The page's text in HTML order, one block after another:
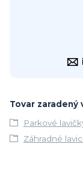
Tovar
Parkové
Záhradné